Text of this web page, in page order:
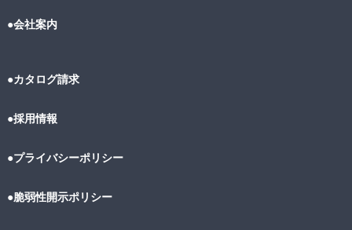
●会社案内
●カタログ請求
●採用情報
●プライバシーポリシー
●脆弱性開示ポリシー